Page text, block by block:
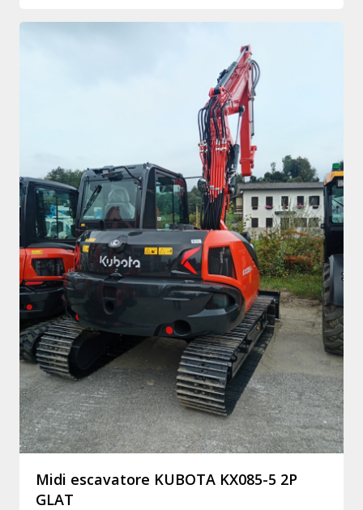
Midi escavatore KUBOTA KX085-5 2P
GLAT